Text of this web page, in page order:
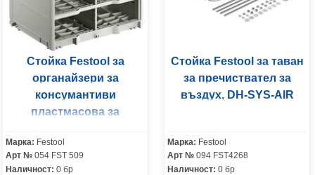
Стойка Festool за
органайзери за
консумантиви
пластмасова за
Systainer, 396x296x330
мм, 20 кг, бяла,
Марка: Festool
Арт № 054 FST 509
Наличност: 0 бр
Стойка Festool за таван
за пречиствател за
въздух, DH-SYS-AIR
Марка: Festool
Арт № 094 FST4268
Наличност: 0 бр